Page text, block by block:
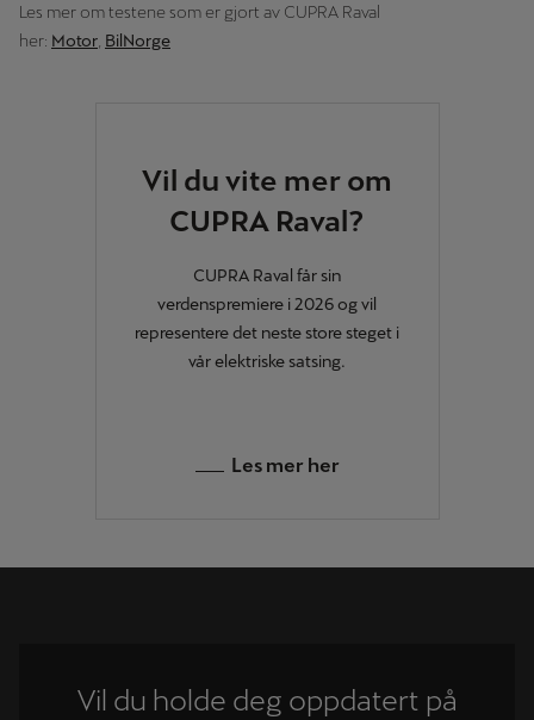
Les mer om testene som er gjort av CUPRA Raval
her: Motor BilNorge
Vil du vite mer om
CUPRA Raval?
CUPRA Raval får sin
verdenspremiere i 2026 og vil
representere det neste store steget i
vår elektriske satsing.
Les mer her
Vil du holde deg oppdatert på